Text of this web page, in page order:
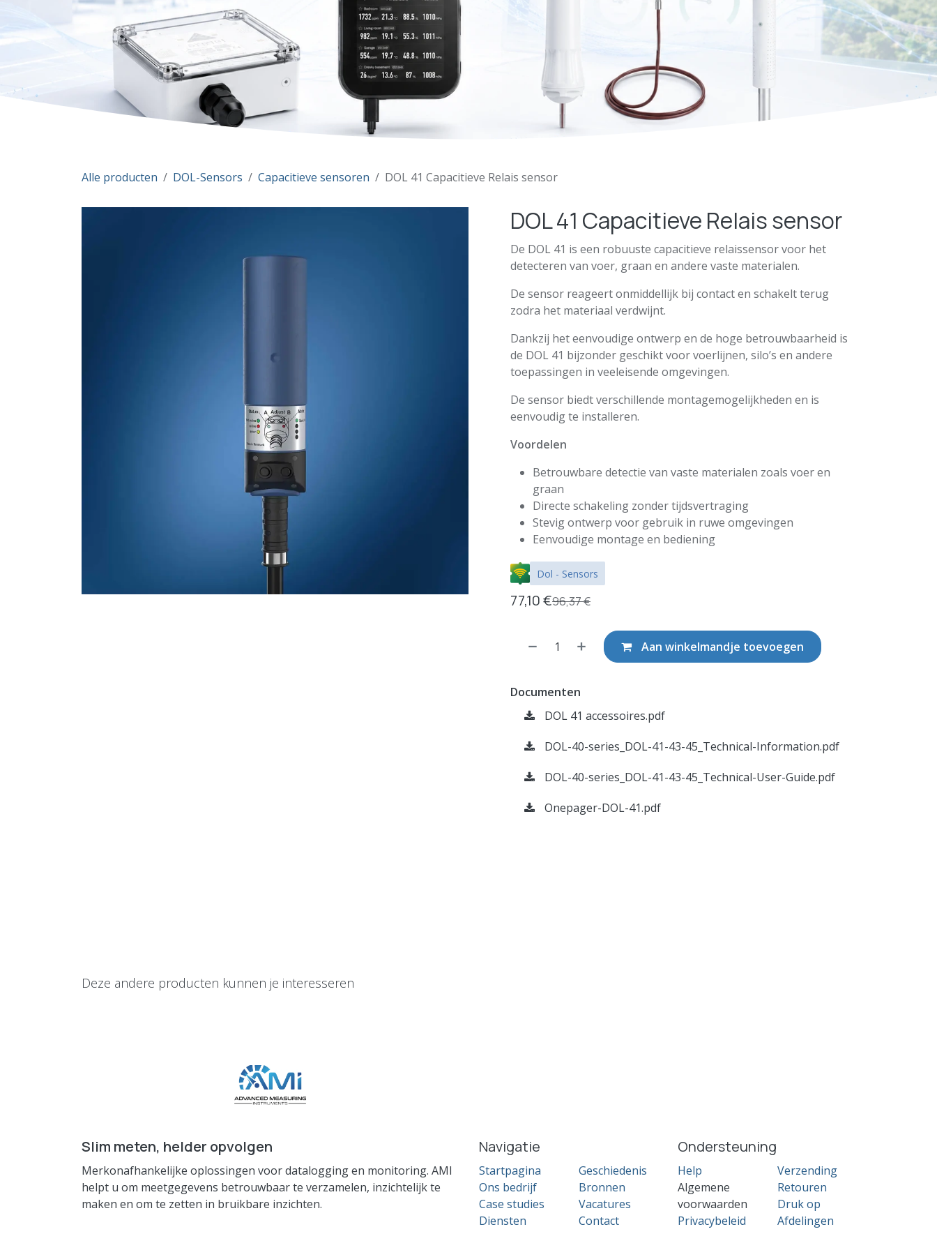
Alle producten DOL-Sensors Capacitieve sensoren DOL 41 Capacitieve Relais sensor
DOL 41 Capacitieve Relais sensor
De DOL 41 is een robuuste capacitieve relais­sensor voor het
detecteren van voer, graan en andere vaste materialen.
De sensor reageert onmiddellijk bij contact en schakelt terug
zodra het materiaal verdwijnt.
Dankzij het eenvoudige ontwerp en de hoge betrouwbaarheid is
de DOL 41 bijzonder geschikt voor voerlijnen, silo’s en andere
toepassingen in veeleisende omgevingen.
De sensor biedt verschillende montagemogelijkheden en is
eenvoudig te installeren.
Voordelen
Betrouwbare detectie van vaste materialen zoals voer en
graan
Directe schakeling zonder tijdsvertraging
Stevig ontwerp voor gebruik in ruwe omgevingen
Eenvoudige montage en bediening
Dol - Sensors
77,10€96,37€
Aan winkelmandje toevoegen
Documenten
DOL 41 accessoires.pdf
DOL-40-series_DOL-41-43-45_Technical-Information.pdf
DOL-40-series_DOL-41-43-45_Technical-User-Guide.pdf
Onepager-DOL-41.pdf
Deze andere producten kunnen je interesseren
Slim meten, helder opvolgen
Merkonafhankelijke oplossingen voor datalogging en monitoring. AMI
helpt u om meetgegevens betrouwbaar te verzamelen, inzichtelijk te
maken en om te zetten in bruikbare inzichten.
Navigatie
Startpagina
Ons bedrijf
Case studies
Diensten
Geschiedenis
Bronnen
Vacatures
Contact
Ondersteuning
Help
Algemene
voorwaarden
Privacybeleid
Verzending
Retouren
Druk op
Afdelingen